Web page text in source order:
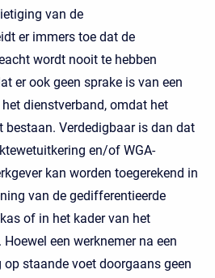
van de
er immers toe dat de
wordt nooit te hebben
er ook geen sprake is van een
dienstverband, omdat het
bestaan. Verdedigbaar is dan dat
en/of WGA-
kan worden toegerekend in
van de gedifferentieerde
of in het kader van het
een werknemer na een
staande voet doorgaans geen